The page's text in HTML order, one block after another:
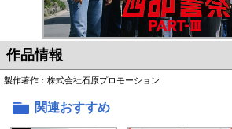
作品情報
製作著作：株式会社石原プロモーション
関連おすすめ